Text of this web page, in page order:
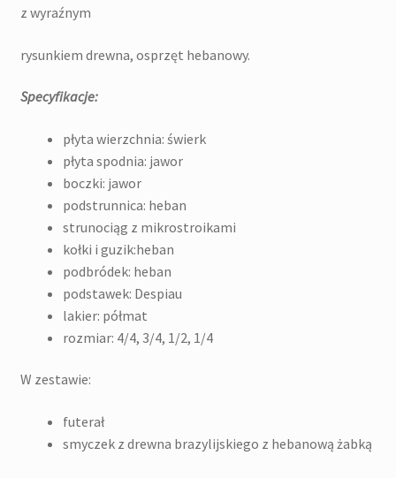
z wyraźnym
rysunkiem drewna, osprzęt hebanowy.
Specyfikacje:
płyta wierzchnia: świerk
płyta spodnia: jawor
boczki: jawor
podstrunnica: heban
strunociąg z mikrostroikami
kołki i guzik:heban
podbródek: heban
podstawek: Despiau
lakier: półmat
rozmiar: 4/4, 3/4, 1/2, 1/4
W zestawie:
futerał
smyczek z drewna brazylijskiego z hebanową żabką